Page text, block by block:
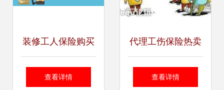
装修工人保险购买
指南 渠道、费用及
查看详情
代理工伤保险热卖
促销 保障权益，抓
查看详情